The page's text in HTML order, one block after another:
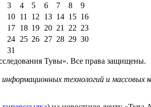
3
4 5 6 7 8
9
10
11 12 13 14 15 16
17
18 19 20 21 22 23
24
25 26 27 28 29 30
31
Тувы». Все права защищены.
технологий и массовых